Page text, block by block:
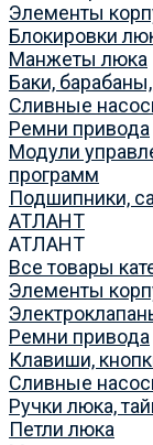
Элементы
Блокировки
Манжеты люка
Баки,
Сливные
Ремни привода
Модули
программ
Подшипники,
АТЛАНТ
АТЛАНТ
Все товары
Элементы
Ремни привода
Клавиши,
Сливные
Ручки люка,
Петли люка